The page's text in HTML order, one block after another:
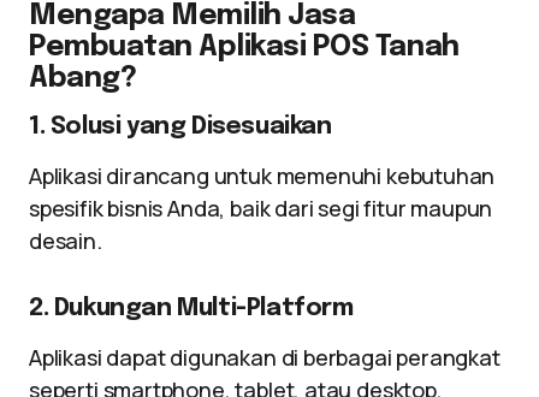
Mengapa Memilih Jasa
Pembuatan Aplikasi POS Tanah
Abang?
1. Solusi yang Disesuaikan
Aplikasi dirancang untuk memenuhi kebutuhan
spesifik bisnis Anda, baik dari segi fitur maupun
desain.
2. Dukungan Multi-Platform
Aplikasi dapat digunakan di berbagai perangkat
seperti smartphone, tablet, atau desktop,